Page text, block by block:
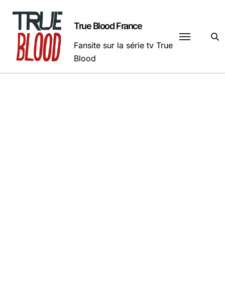
contenu
True Blood France
Fansite sur la série tv True
Blood